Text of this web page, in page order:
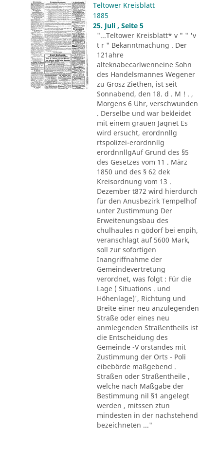
Teltower Kreisblatt
1885
25. Juli , Seite 5
"...Teltower Kreisblatt* v " " 'v
t r " Bekanntmachung . Der
121ahre
alteknabecarlwenneine Sohn
des Handelsmannes Wegener
zu Grosz Ziethen, ist seit
Sonnabend, den 18. d . M ! . ,
Morgens 6 Uhr, verschwunden
. Derselbe und war bekleidet
mit einem grauen Jaqnet Es
wird ersucht, erordnnllg
rtspolizei-erordnnllg
erordnnllgAuf Grund des §5
des Gesetzes vom 11 . März
1850 und des § 62 dek
Kreisordnung vom 13 .
Dezember t872 wird hierdurch
für den Anusbezirk Tempelhof
unter Zustimmung Der
Erweitenungsbau des
chulhaules n gödorf bei enpih,
veranschlagt auf 5600 Mark,
soll zur sofortigen
Inangriffnahme der
Gemeindevertretung
verordnet, was folgt : Für die
Lage ( Situations . und
Höhenlage)', Richtung und
Breite einer neu anzulegenden
Straße oder eines neu
anmlegenden Straßentheils ist
die Entscheidung des
Gemeinde -V orstandes mit
Zustimmung der Orts - Poli
eibebörde maßgebend .
Straßen oder Straßentheile ,
welche nach Maßgabe der
Bestimmung nil §1 angelegt
werden , mitssen ztun
mindesten in der nachstehend
bezeichneten ..."